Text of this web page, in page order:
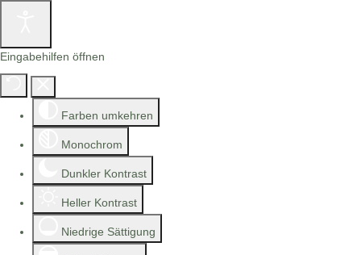
Eingabehilfen öffnen
Farben umkehren
Monochrom
Dunkler Kontrast
Heller Kontrast
Niedrige Sättigung